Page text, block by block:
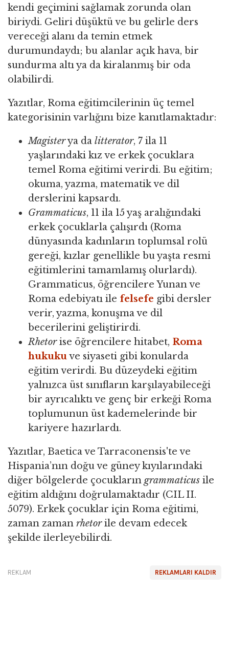
kendi geçimini sağlamak zorunda olan
biriydi. Geliri düşüktü ve bu gelirle ders
vereceği alanı da temin etmek
durumundaydı; bu alanlar açık hava, bir
sundurma altı ya da kiralanmış bir oda
olabilirdi.
Yazıtlar, Roma eğitimcilerinin üç temel
kategorisinin varlığını bize kanıtlamaktadır:
Magisterya da litterator, 7 ila 11
yaşlarındaki kız ve erkek çocuklara
temel Roma eğitimi verirdi. Bu eğitim;
okuma, yazma, matematik ve dil
derslerini kapsardı.
Grammaticus, 11 ila 15 yaş aralığındaki
erkek çocuklarla çalışırdı (Roma
dünyasında kadınların toplumsal rolü
gereği, kızlar genellikle bu yaşta resmi
eğitimlerini tamamlamış olurlardı).
Grammaticus, öğrencilere Yunan ve
Roma edebiyatı ile felsefe gibi dersler
verir, yazma, konuşma ve dil
becerilerini geliştirirdi.
Rhetorise öğrencilere hitabet, Roma
hukukuve siyaseti gibi konularda
eğitim verirdi. Bu düzeydeki eğitim
yalnızca üst sınıfların karşılayabileceği
bir ayrıcalıktı ve genç bir erkeği Roma
toplumunun üst kademelerinde bir
kariyere hazırlardı.
Yazıtlar, Baetica ve Tarraconensis'te ve
Hispania’nın doğu ve güney kıyılarındaki
diğer bölgelerde çocukların grammaticus ile
eğitim aldığını doğrulamaktadır (CIL II.
5079). Erkek çocuklar için Roma eğitimi,
zaman zaman rhetorile devam edecek
şekilde ilerleyebilirdi.
REKLAMLARI KALDIR
REKLAM